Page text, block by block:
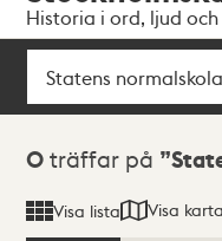
navigationen
huvudinnehållet
Historia i ord, ljud
Sök
Sökresultat
0 träffar på
Visa lista Visa karta